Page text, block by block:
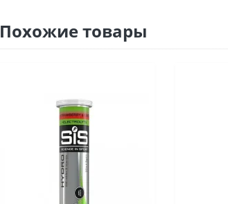
Похожие товары